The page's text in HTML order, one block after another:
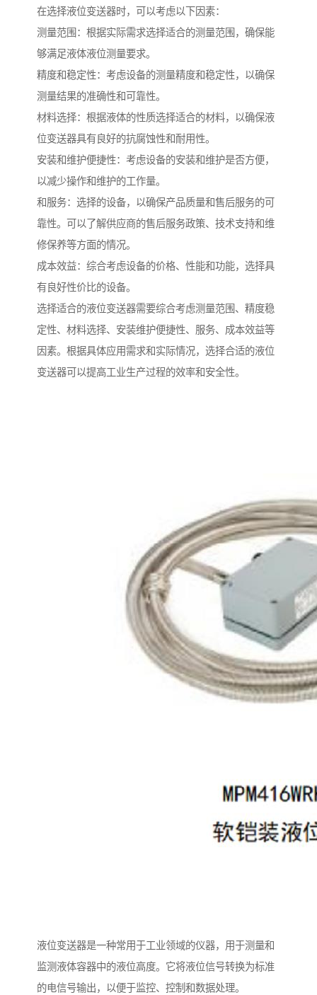
在选择液位变送器时，可以考虑以下因素：
测量范围：根据实际需求选择适合的测量范围，确保能
够满足液体液位测量要求。
精度和稳定性：考虑设备的测量精度和稳定性，以确保
测量结果的准确性和可靠性。
材料选择：根据液体的性质选择适合的材料，以确保液
位变送器具有良好的抗腐蚀性和耐用性。
安装和维护便捷性：考虑设备的安装和维护是否方便，
以减少操作和维护的工作量。
和服务：选择的设备，以确保产品质量和售后服务的可
靠性。可以了解供应商的售后服务政策、技术支持和维
修保养等方面的情况。
成本效益：综合考虑设备的价格、性能和功能，选择具
有良好性价比的设备。
选择适合的液位变送器需要综合考虑测量范围、精度稳
定性、材料选择、安装维护便捷性、服务、成本效益等
因素。根据具体应用需求和实际情况，选择合适的液位
变送器可以提高工业生产过程的效率和安全性。
液位变送器是一种常用于工业领域的仪器，用于测量和
监测液体容器中的液位高度。它将液位信号转换为标准
的电信号输出，以便于监控、控制和数据处理。